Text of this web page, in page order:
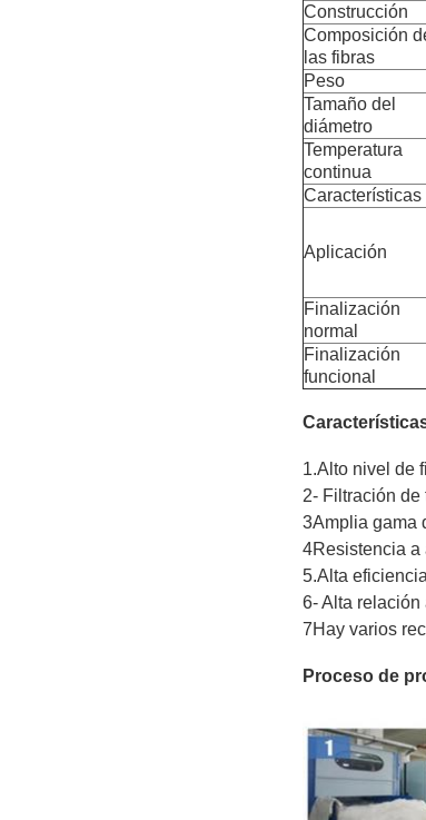
Construcción
Composición
las fibras
Peso
Tamaño del
diámetro
Temperatura
continua
Características
Aplicación
Finalización
normal
Finalización
funcional
1.Alto nivel de
2- Filtración de
3Amplia gama
4Resistencia a
5.Alta
6- Alta relación
7Hay varios
Proceso de